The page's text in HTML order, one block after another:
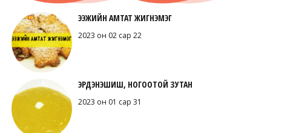
ЭЭЖИЙН АМТАТ ЖИГНЭМЭГ
2023 он 02 сар 22
ЭРДЭНЭШИШ, НОГООТОЙ ЗУТАН
2023 он 01 сар 31